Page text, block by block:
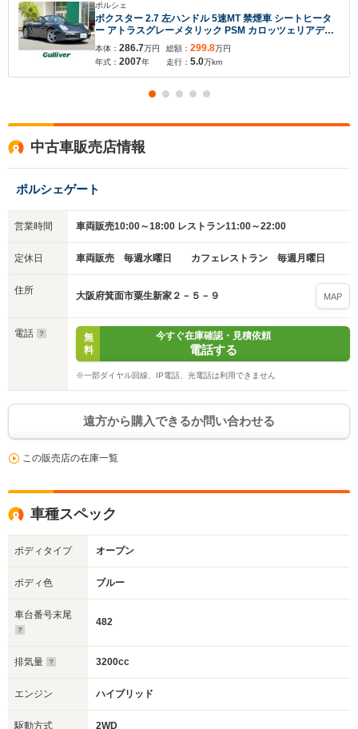
ポルシェ
ボクスター 2.7 左ハンドル 5速MT 禁煙車 シートヒータ
ー アトラスグレーメタリック PSM カロッツェリアディ
スプレイオーディオ AppleCarPlay Bluetooh スポーツ
ステアリング 修復歴無し
本体： 286.7万円
年式： 2007年
総額： 299.8万円
走行： 5.0万km
中古車販売店情報
ポルシェゲート
営業時間 車両販売10:00～18:00 レストラン11:00～22:00
定休日 車両販売 毎週水曜日 カフェレストラン 毎週月曜日
住所 大阪府箕面市粟生新家２－５－９ MAP
電話
無
料
今すぐ在庫確認・見積依頼
電話する
※一部ダイヤル回線、IP電話、光電話は利用できません
遠方から購入できるか問い合わせる
この販売店の在庫一覧
車種スペック
ボディタイプ オープン
ボディ色 ブルー
車台番号末尾
482
排気量 3200cc
エンジン ハイブリッド
駆動方式 2WD